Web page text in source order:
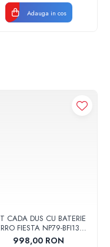
Adauga in cos
CADA DUS CU BATERIE
FIESTA NP79-BFI13U
CROM
998,00 RON